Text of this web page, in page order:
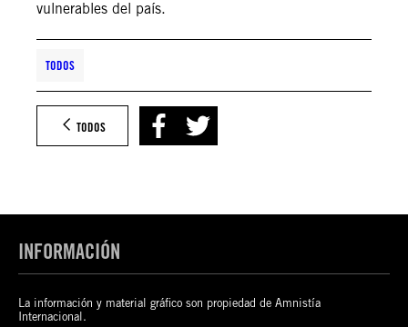
vulnerables del país.
TODOS
TODOS
INFORMACIÓN
La información y material gráfico son propiedad de Amnistía
Internacional.